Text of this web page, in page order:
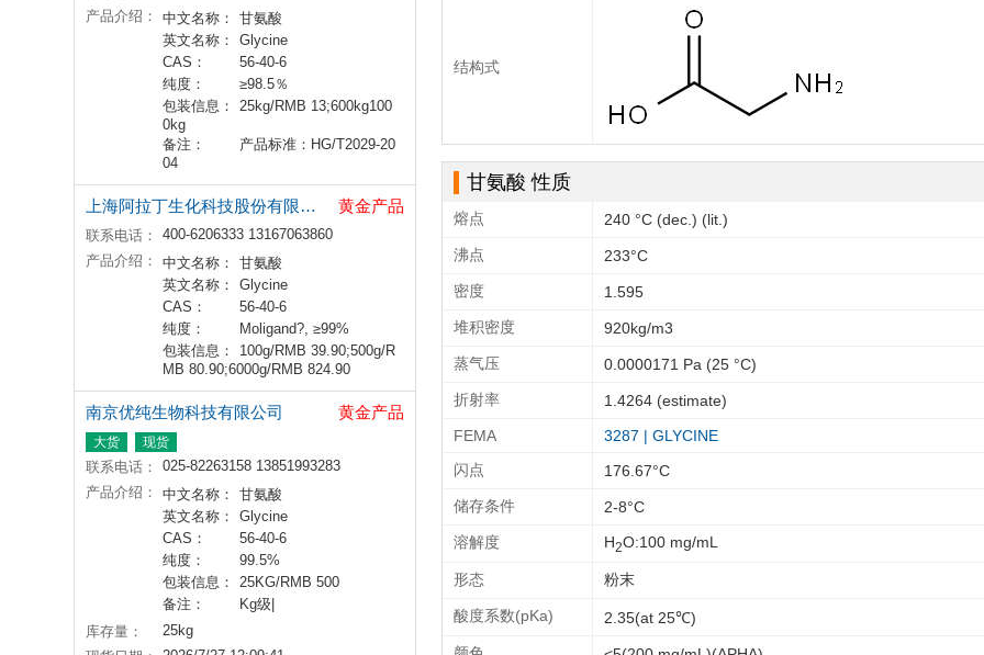
产品介绍：
中文名称：
甘氨酸
英文名称：
Glycine
CAS：
56-40-6
纯度：
≥98.5％
包装信息：
25kg/RMB 13;600kg100
0kg
备注：
产品标准：HG/T2029-20
04
上海阿拉丁生化科技股份有限公司 黄金产品
联系电话：
400-6206333 13167063860
产品介绍：
中文名称：
甘氨酸
英文名称：
Glycine
CAS：
56-40-6
纯度：
Moligand?, ≥99%
包装信息：
100g/RMB 39.90;500g/R
MB 80.90;6000g/RMB 824.90
南京优纯生物科技有限公司 黄金产品
大货 现货
联系电话：
025-82263158 13851993283
产品介绍：
中文名称：
甘氨酸
英文名称：
Glycine
CAS：
56-40-6
纯度：
99.5%
包装信息：
25KG/RMB 500
备注：
Kg级|
库存量：
25kg
结构式
甘氨酸 性质
熔点
240 °C (dec.) (lit.)
沸点
233°C
密度
1.595
堆积密度
920kg/m3
蒸气压
0.0000171 Pa (25 °C)
折射率
1.4264 (estimate)
FEMA
3287 | GLYCINE
闪点
176.67°C
储存条件
2-8°C
溶解度
H2O:100 mg/mL
形态 粉末
酸度系数(pKa)
2.35(at 25℃)